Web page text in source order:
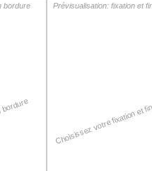
bordure Prévisualisation: fixation et
Choisissez votre fixation